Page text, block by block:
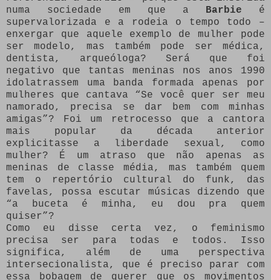
numa sociedade em que a Barbie é
supervalorizada e a rodeia o tempo todo –
enxergar que aquele exemplo de mulher pode
ser modelo, mas também pode ser médica,
dentista, arqueóloga? Será que foi
negativo que tantas meninas nos anos 1990
idolatrassem uma banda formada apenas por
mulheres que cantava “Se você quer ser meu
namorado, precisa se dar bem com minhas
amigas”? Foi um retrocesso que a cantora
mais popular da década anterior
explicitasse a liberdade sexual, como
mulher? É um atraso que não apenas as
meninas de classe média, mas também quem
tem o repertório cultural do funk, das
favelas, possa escutar músicas dizendo que
“a buceta é minha, eu dou pra quem
quiser”?
Como eu disse certa vez, o feminismo
precisa ser para todas e todos. Isso
significa, além de uma perspectiva
intersecionalista, que é preciso parar com
essa bobagem de querer que os movimentos